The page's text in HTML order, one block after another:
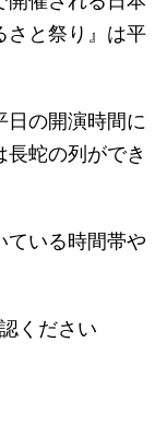
さと祭り』は平
日の開演時間に
蛇の列ができ
ている時間帯や
ください